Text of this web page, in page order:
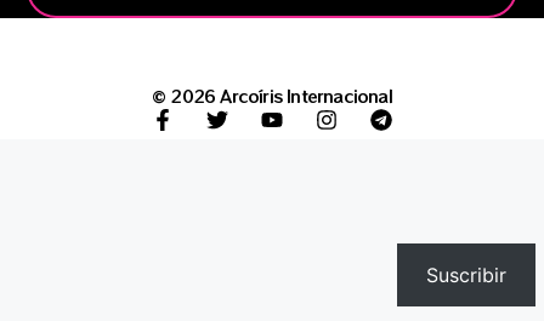
© 2026 Arcoíris Internacional
Suscribir